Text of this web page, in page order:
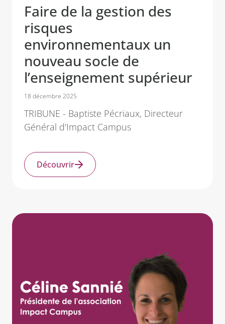
Faire de la gestion des
risques
environnementaux un
nouveau socle de
l’enseignement supérieur
18 décembre 2025
TRIBUNE - Baptiste Pécriaux, Directeur
Général d'Impact Campus
Découvrir